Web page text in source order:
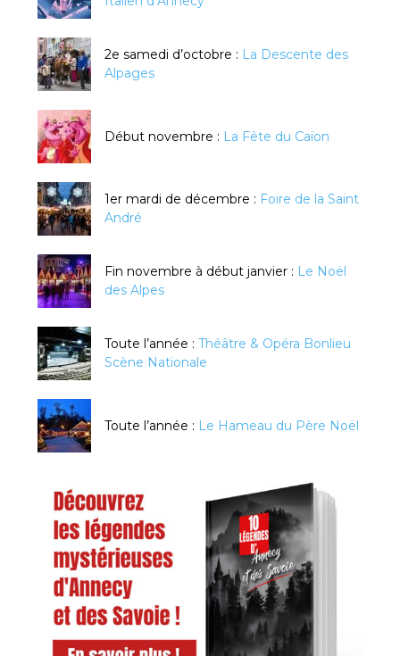
2e samedi d’octobre : La Descente des
Alpages
Début novembre : La Fête du Caïon
1er mardi de décembre : Foire de la Saint
André
Fin novembre à début janvier : Le Noël
des Alpes
Toute l’année : Théâtre & Opéra Bonlieu
Scène Nationale
Toute l’année : Le Hameau du Père Noël